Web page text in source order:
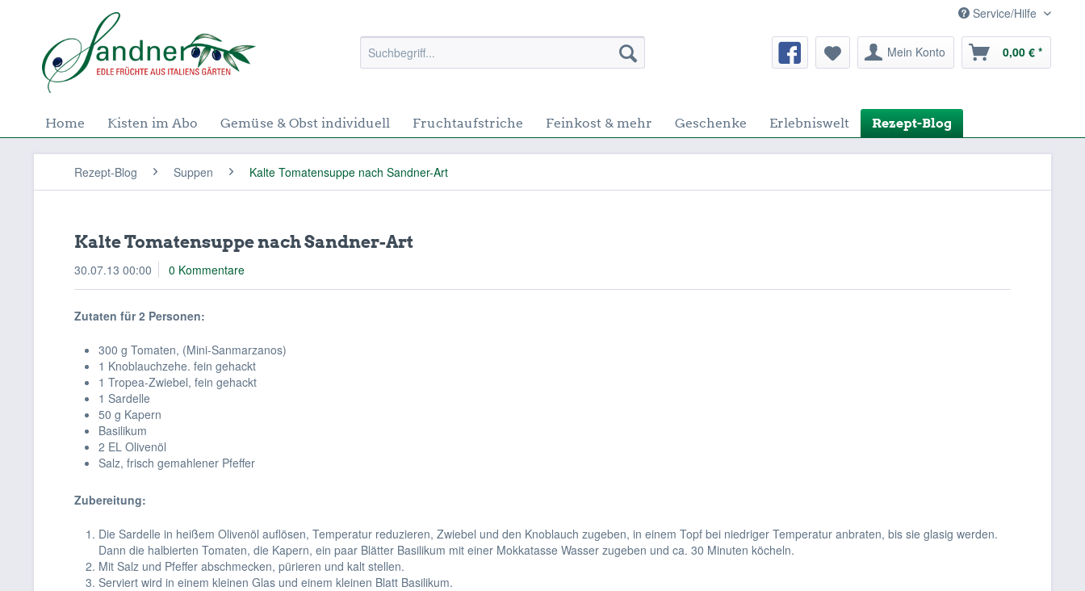
Service/Hilfe
Mein Konto 0,00 € *
Home Kisten im Abo Gemüse & Obst individuell Fruchtaufstriche Feinkost & mehr Geschenke Erlebniswelt Rezept-Blog
Rezept-Blog Suppen Kalte Tomatensuppe nach Sandner-Art
Kalte Tomatensuppe nach Sandner-Art
30.07.13 00:00 0 Kommentare
Zutaten für 2 Personen:
300 g Tomaten, (Mini-Sanmarzanos)
1 Knoblauchzehe. fein gehackt
1 Tropea-Zwiebel, fein gehackt
1 Sardelle
50 g Kapern
Basilikum
2 EL Olivenöl
Salz, frisch gemahlener Pfeffer
Zubereitung:
Die Sardelle in heißem Olivenöl auflösen, Temperatur reduzieren, Zwiebel und den Knoblauch zugeben, in einem Topf bei niedriger Temperatur anbraten, bis sie glasig werden.
Dann die halbierten Tomaten, die Kapern, ein paar Blätter Basilikum mit einer Mokkatasse Wasser zugeben und ca. 30 Minuten köcheln.
Mit Salz und Pfeffer abschmecken, pürieren und kalt stellen.
Serviert wird in einem kleinen Glas und einem kleinen Blatt Basilikum.